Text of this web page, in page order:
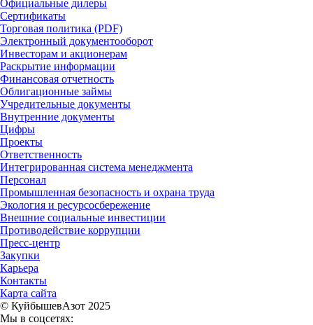
Официальные дилеры
Сертификаты
Торговая политика (PDF)
Электронный документооборот
Инвесторам и акционерам
Раскрытие информации
Финансовая отчетность
Облигационные займы
Учредительные документы
Внутренние документы
Цифры
Проекты
Ответственность
Интегрированная система менеджмента
Персонал
Промышленная безопасность и охрана труда
Экология и ресурсосбережение
Внешние социальные инвестиции
Противодействие коррупции
Пресс-центр
Закупки
Карьера
Контакты
Карта сайта
© КуйбышевАзот 2025
Мы в соцсетях: